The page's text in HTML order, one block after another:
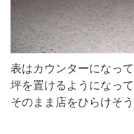
表はカウンターになっ
坪を置けるようになって
そのまま店をひらけそう